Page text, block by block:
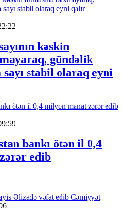
kəskin
gündəlik
stabil olaraq eyni
bankı ötən il 0,4
edib
Cəmiyyət